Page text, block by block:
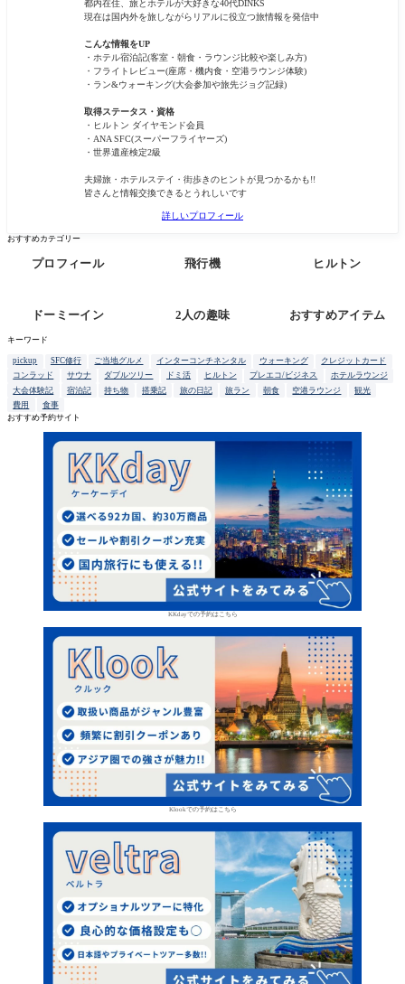
都内在住、旅とホテルが大好きな40代DINKS
現在は国内外を旅しながらリアルに役立つ旅情報を発信中
こんな情報をUP
・ホテル宿泊記(客室・朝食・ラウンジ比較や楽しみ方)
・フライトレビュー(座席・機内食・空港ラウンジ体験)
・ラン&ウォーキング(大会参加や旅先ジョグ記録)
取得ステータス・資格
・ヒルトン ダイヤモンド会員
・ANA SFC(スーパーフライヤーズ)
・世界遺産検定2級
夫婦旅・ホテルステイ・街歩きのヒントが見つかるかも!!
皆さんと情報交換できるとうれしいです
詳しいプロフィール
おすすめカテゴリー
プロフィール 飛行機 ヒルトン
ドーミーイン 2人の趣味 おすすめアイテム
キーワード
pickup SFC修行 ご当地グルメ インターコンチネンタル ウォーキング
クレジットカード
コンラッド
サウナ ダブルツリー ドミ活 ヒルトン プレエコ/ビジネス
ホテルラウンジ
大会体験記
宿泊記 持ち物 搭乗記 旅の日記 旅ラン 朝食 空港ラウンジ
観光
費用
食事
おすすめ予約サイト
KKdayでの予約はこちら
Klookでの予約はこちら